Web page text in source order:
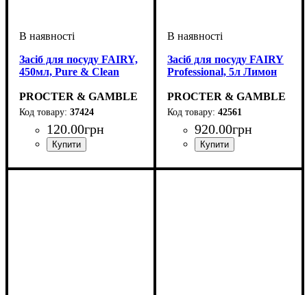
Засіб для посуду FAIRY,
450мл, Pure & Clean
PROCTER & GAMBLE
37424
120.00грн
Засіб для посуду FAIRY
Professional, 5л Лимон
PROCTER & GAMBLE
42561
920.00грн